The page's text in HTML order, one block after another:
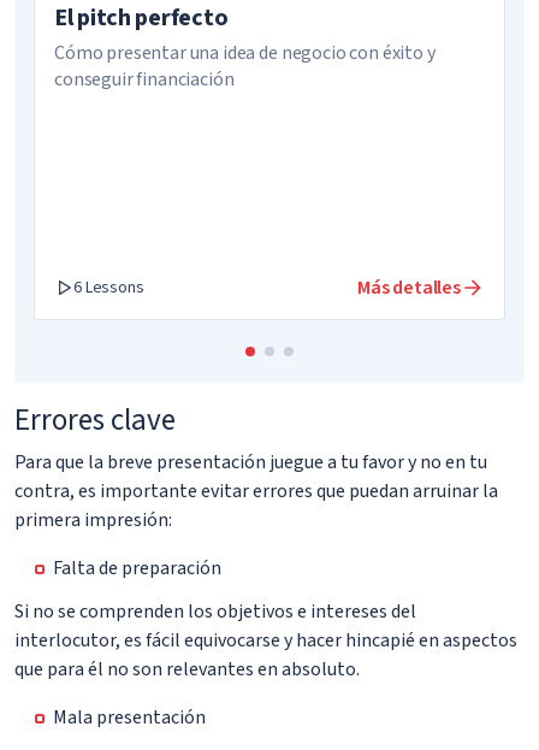
El pitch perfecto
Cómo presentar una idea de negocio con éxito y
conseguir financiación
6 Lessons Más detalles
Errores clave
Para que la breve presentación juegue a tu favor y no en tu
contra, es importante evitar errores que puedan arruinar la
primera impresión:
Falta de preparación
Si no se comprenden los objetivos e intereses del
interlocutor, es fácil equivocarse y hacer hincapié en aspectos
que para él no son relevantes en absoluto.
Mala presentación